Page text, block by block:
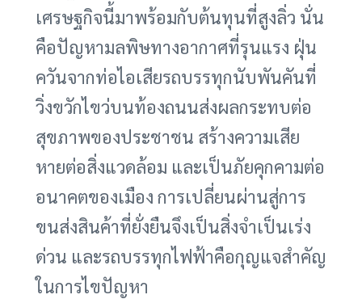
เศรษฐกิจนี้มาพร้อมกับต้นทุนที่สูงลิ่ว นั่น
คือปัญหามลพิษทางอากาศที่รุนแรง ฝุ่น
ควันจากท่อไอเสียรถบรรทุกนับพันคันที่
วิ่งขวักไขว่บนท้องถนนส่งผลกระทบต่อ
สุขภาพของประชาชน สร้างความเสีย
หายต่อสิ่งแวดล้อม และเป็นภัยคุกคามต่อ
อนาคตของเมือง การเปลี่ยนผ่านสู่การ
ขนส่งสินค้าที่ยั่งยืนจึงเป็นสิ่งจำเป็นเร่ง
ด่วน และรถบรรทุกไฟฟ้าคือกุญแจสำคัญ
ในการไขปัญหา